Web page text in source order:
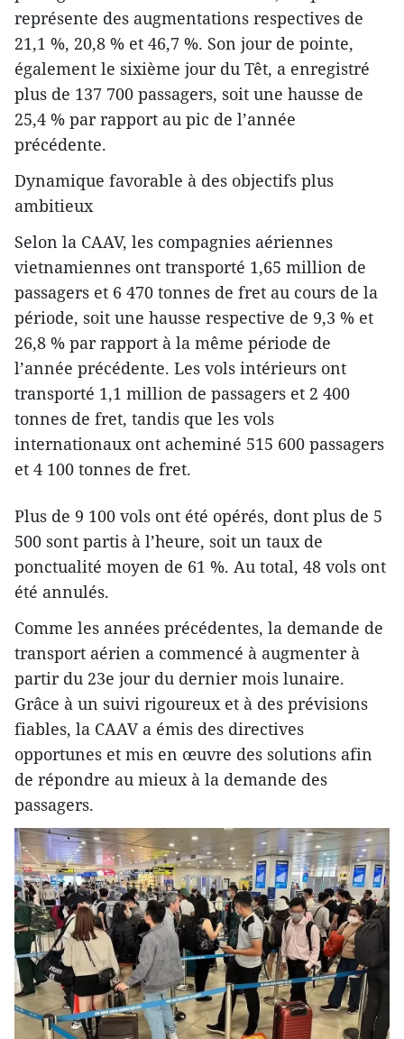
représente des augmentations respectives de
21,1 %, 20,8 % et 46,7 %. Son jour de pointe,
également le sixième jour du Têt, a enregistré
plus de 137 700 passagers, soit une hausse de
25,4 % par rapport au pic de l’année
précédente.
Dynamique favorable à des objectifs plus
ambitieux
Selon la CAAV, les compagnies aériennes
vietnamiennes ont transporté 1,65 million de
passagers et 6 470 tonnes de fret au cours de la
période, soit une hausse respective de 9,3 % et
26,8 % par rapport à la même période de
l’année précédente. Les vols intérieurs ont
transporté 1,1 million de passagers et 2 400
tonnes de fret, tandis que les vols
internationaux ont acheminé 515 600 passagers
et 4 100 tonnes de fret.
Plus de 9 100 vols ont été opérés, dont plus de 5
500 sont partis à l’heure, soit un taux de
ponctualité moyen de 61 %. Au total, 48 vols ont
été annulés.
Comme les années précédentes, la demande de
transport aérien a commencé à augmenter à
partir du 23e jour du dernier mois lunaire.
Grâce à un suivi rigoureux et à des prévisions
fiables, la CAAV a émis des directives
opportunes et mis en œuvre des solutions afin
de répondre au mieux à la demande des
passagers.